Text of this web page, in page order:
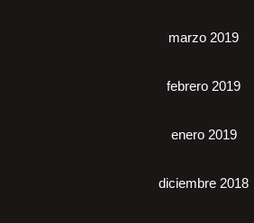
marzo 2019
febrero 2019
enero 2019
diciembre 2018